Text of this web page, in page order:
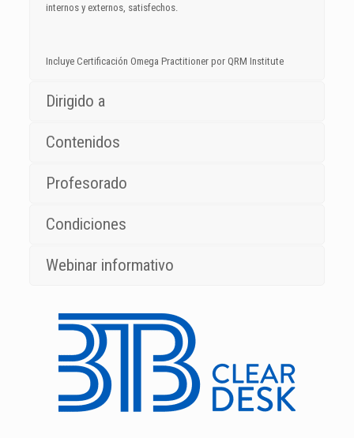
internos y externos, satisfechos.
Incluye Certificación Omega Practitioner por QRM Institute
Dirigido a
Contenidos
Profesorado
Condiciones
Webinar informativo